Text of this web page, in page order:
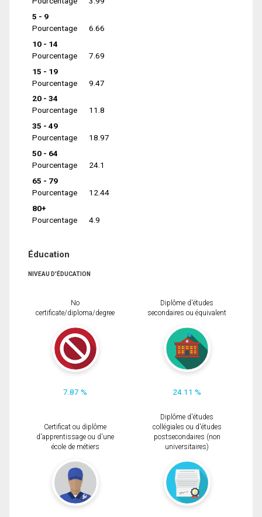
5 - 9
Pourcentage
6.66
10 - 14
Pourcentage
7.69
15 - 19
Pourcentage
9.47
20 - 34
Pourcentage
11.8
35 - 49
Pourcentage
18.97
50 - 64
Pourcentage
24.1
65 - 79
Pourcentage
12.44
80+
Pourcentage
4.9
Éducation
NIVEAU D'ÉDUCATION
No
certificate/diploma/degree
7.87 %
Diplôme d'études
secondaires ou équivalent
24.11 %
Certificat ou diplôme
d'apprentissage ou d'une
école de métiers
Diplôme d'études
collégiales ou d'études
postsecondaires (non
universitaires)